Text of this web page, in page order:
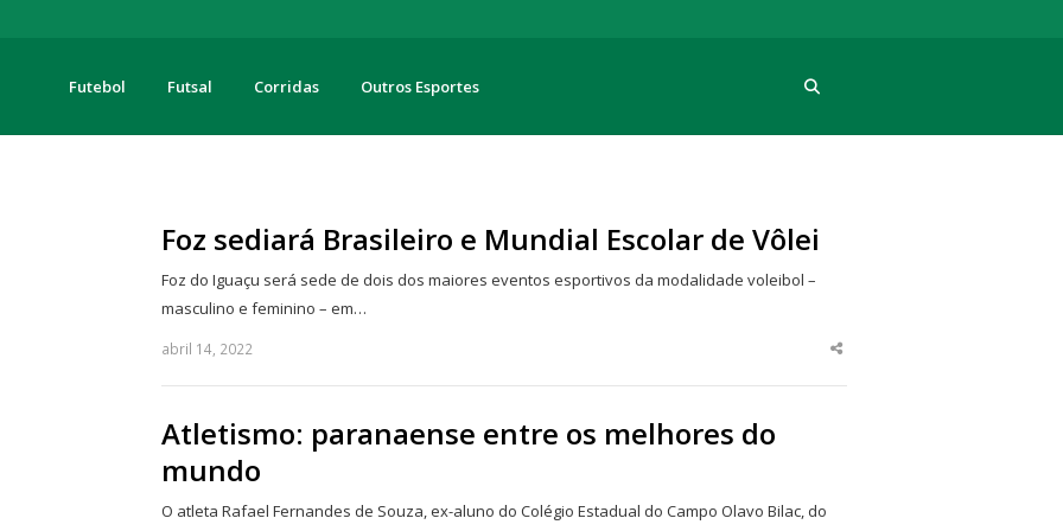
Futebol Futsal Corridas Outros Esportes
Foz sediará Brasileiro e Mundial Escolar de Vôlei
Foz do Iguaçu será sede de dois dos maiores eventos esportivos da modalidade voleibol –
masculino e feminino – em…
abril 14, 2022
Share
Atletismo: paranaense entre os melhores do
mundo
O atleta Rafael Fernandes de Souza, ex-aluno do Colégio Estadual do Campo Olavo Bilac, do